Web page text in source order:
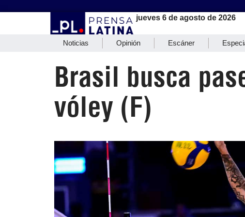
jueves 6 de agosto de 2026
Noticias Opinión Escáner
Brasil busca
vóley (F)